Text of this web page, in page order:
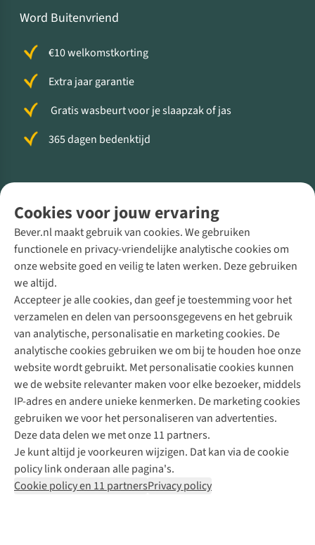
Cookies voor jouw ervaring
Bever.nl maakt gebruik van cookies. We gebruiken
functionele en privacy-vriendelijke analytische cookies om
onze website goed en veilig te laten werken. Deze gebruiken
we altijd.
Accepteer je alle cookies, dan geef je toestemming voor het
verzamelen en delen van persoonsgegevens en het gebruik
van analytische, personalisatie en marketing cookies. De
analytische cookies gebruiken we om bij te houden hoe onze
website wordt gebruikt. Met personalisatie cookies kunnen
we de website relevanter maken voor elke bezoeker, middels
IP-adres en andere unieke kenmerken. De marketing cookies
gebruiken we voor het personaliseren van advertenties.
Deze data delen we met onze 11 partners.
Je kunt altijd je voorkeuren wijzigen. Dat kan via de cookie
policy link onderaan alle pagina's.
Cookie policy en 11 partnersPrivacy policy
Word Buitenvriend
€10 welkomstkorting
Extra jaar garantie
Gratis wasbeurt voor je slaapzak of jas
365 dagen bedenktijd
Direct advies van een Buitenexpert
+31 (0)85 888 50 88
+31 6 12 28 49 80
Contactformulier